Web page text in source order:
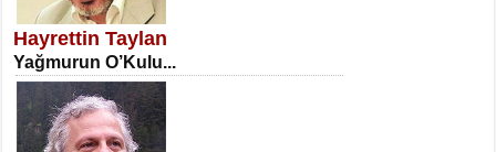
Erkenlik...
Hayrettin Taylan
Yağmurun O’Kulu...